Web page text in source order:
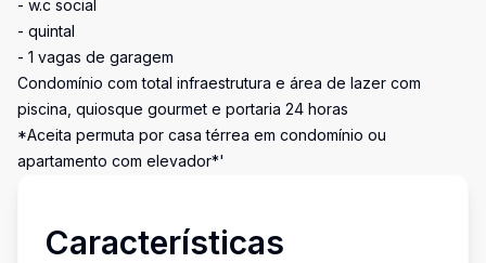
- w.c social
- quintal
- 1 vagas de garagem
Condomínio com total infraestrutura e área de lazer com
piscina, quiosque gourmet e portaria 24 horas
*Aceita permuta por casa térrea em condomínio ou
apartamento com elevador*'
Características